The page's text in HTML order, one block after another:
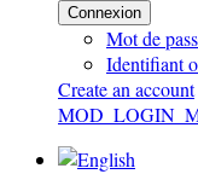
Connexion
Mot de
Identifiant
Create an account